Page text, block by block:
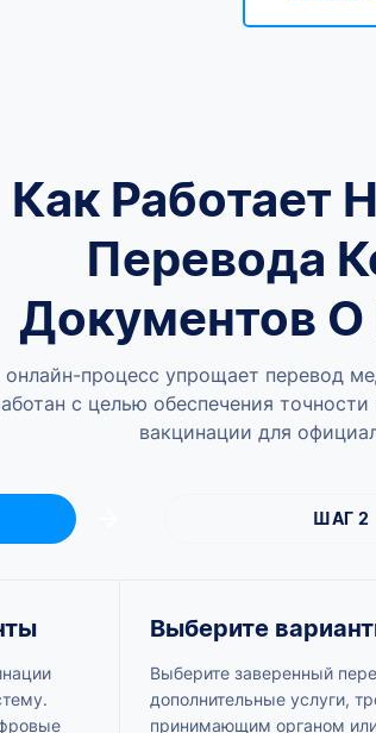
Как Работает
Перевода
Документов О
процесс упрощает перевод
с целью обеспечения
вакцинации для
ШАГ 2
Выберите
Выберите заверенный
дополнительные услуги,
принимающим органом